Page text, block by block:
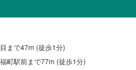
まで47m (徒歩1分)
町駅前まで77m (徒歩1分)